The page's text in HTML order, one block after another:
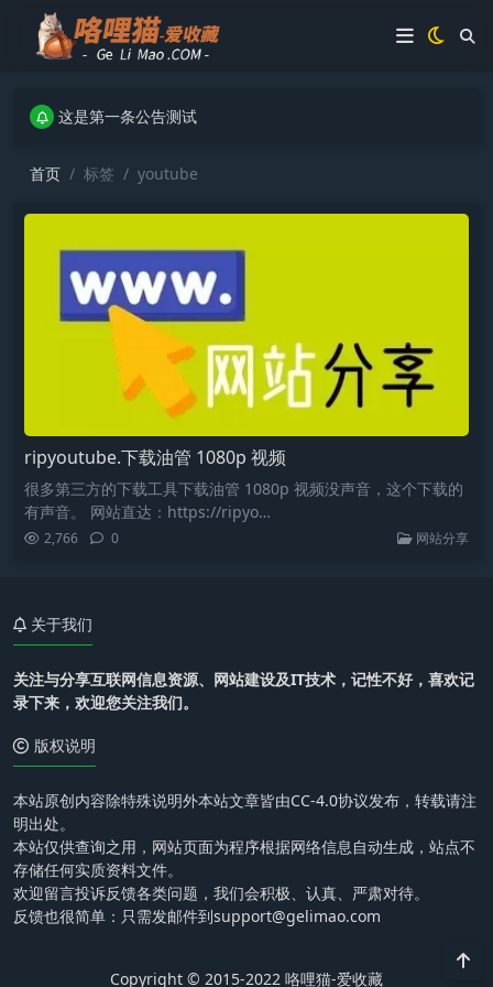
这是第一条公告测试
这是第一条公告测试
首页 标签 youtube
ripyoutube.下载油管 1080p 视频
很多第三方的下载工具下载油管 1080p 视频没声音，这个下载的
有声音。 网站直达：https://ripyo…
2,766 0 网站分享
关于我们
关注与分享互联网信息资源、网站建设及IT技术，记性不好，喜欢记
录下来，欢迎您关注我们。
版权说明
本站原创内容除特殊说明外本站文章皆由CC-4.0协议发布，转载请注
明出处。
本站仅供查询之用，网站页面为程序根据网络信息自动生成，站点不
存储任何实质资料文件。
欢迎留言投诉反馈各类问题，我们会积极、认真、严肃对待。
反馈也很简单：只需发邮件到support@gelimao.com
Copyright © 2015-2022 咯哩猫-爱收藏